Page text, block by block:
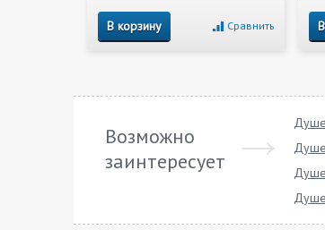
В корзину Сравнить
Возможно
заинтересует